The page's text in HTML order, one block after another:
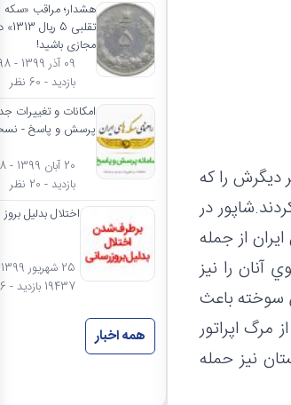
ديگرش را كه
در
از جمله
آنان را نيز
سوخته باعث
اپراتور
نيز حمله
هشدار؛ مراقب
مجازی باشید!
09
بازدید - 60 نظر
امکانات و تغییرات
پرسش و پاسخ -
بازدید - 20 نظر
اختلال بدلیل
19437 بازدید - 6 نظر
همه اخبار